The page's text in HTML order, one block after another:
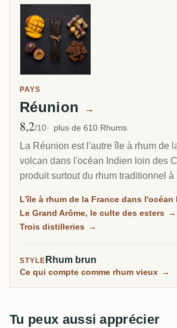
PAYS
Réunion →
Note moyenne
8,2/10 plus de 610 Rhums
La Réunion est l'autre île à rhum de
volcan dans l'océan Indien loin des
produit surtout du rhum traditionnel à
Arôme : un style longuement
esters, aussi sauvage et tropical que
L'île à rhum de la France dans l'océan
Le Grand Arôme, le culte des esters →
Trois distilleries →
STYLE Rhum brun
Ce qui compte comme rhum vieux →
Tu peux aussi apprécier